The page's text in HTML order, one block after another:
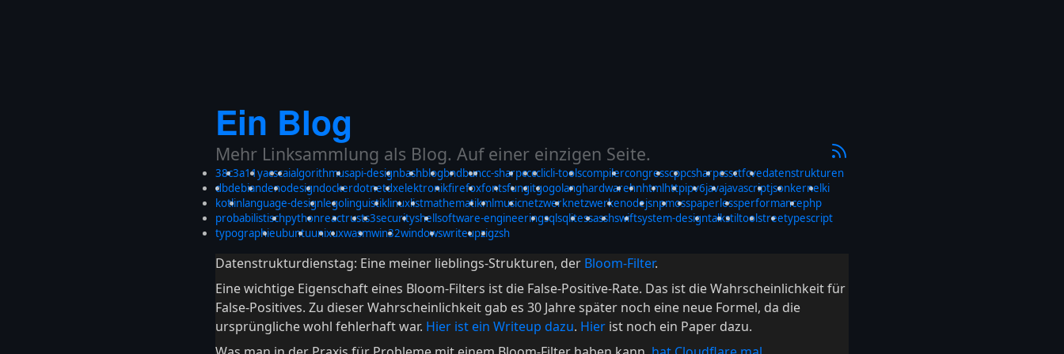
Ein Blog
Mehr Linksammlung als Blog. Auf einer einzigen Seite.
38c3a11yacscaialgorithmusapi-designbashblogbndbuncc-sharpcccclicli-toolscompilercongresscppcsharpcssctfcvedatenstrukturen
dbdebiandenodesigndockerdotnetdxelektronikfirefoxfontsfungitgogolanghardwarehnhtmlhttpipv6javajavascriptjsonkernelki
kotlinlanguage-designlegolinguistiklinuxlistmathematikmlmusicnetzwerknetzwerkenodejsnpmosspaperlessperformancephp
probabilistischpythonreactrusts3securityshellsoftware-engineeringsqlsqlitessasshswiftsystem-designtalkstiltoolstreetypescript
typographieubuntuunixuxwasmwin32windowswriteupzigzsh
Datenstrukturdienstag: Eine meiner lieblings-Strukturen, der Bloom-Filter.
Eine wichtige Eigenschaft eines Bloom-Filters ist die False-Positive-Rate. Das ist die Wahrscheinlichkeit für
False-Positives. Zu dieser Wahrscheinlichkeit gab es 30 Jahre später noch eine neue Formel, da die
ursprüngliche wohl fehlerhaft war. Hier ist ein Writeup dazu. Hier ist noch ein Paper dazu.